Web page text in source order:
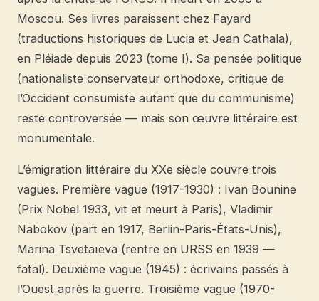
Moscou. Ses livres paraissent chez Fayard
(traductions historiques de Lucia et Jean Cathala),
en Pléiade depuis 2023 (tome I). Sa pensée politique
(nationaliste conservateur orthodoxe, critique de
l’Occident consumiste autant que du communisme)
reste controversée — mais son œuvre littéraire est
monumentale.
L’émigration littéraire du XXe siècle couvre trois
vagues. Première vague (1917-1930) : Ivan Bounine
(Prix Nobel 1933, vit et meurt à Paris), Vladimir
Nabokov (part en 1917, Berlin-Paris-États-Unis),
Marina Tsvetaïeva (rentre en URSS en 1939 —
fatal). Deuxième vague (1945) : écrivains passés à
l’Ouest après la guerre. Troisième vague (1970-